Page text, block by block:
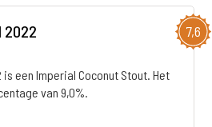
7,6
2022
een Imperial Coconut Stout. Het
van 9,0%.